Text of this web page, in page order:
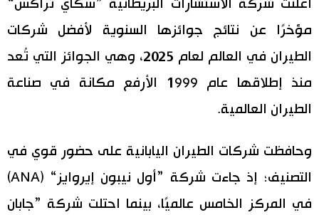
ثقافة
لايف ستايل
طوكيو
أعلنت شركة الاستشارات البريطانية ”سكاي تراكس“
مؤخرًا عن نتائج جوائزها السنوية لأفضل شركات
الطيران في العالم لعام 2025، وهي الجوائز التي تُعد
منذ إطلاقها عام 1999 الأرفع مكانة في صناعة
الطيران العالمية.
وحافظت شركات الطيران اليابانية على حضور قوي في
التصنيف؛ إذ جاءت شركة ”أول نيبون إيروايز“ (ANA)
في المركز الخامس عالميًا، بينما احتلت شركة ”جابان